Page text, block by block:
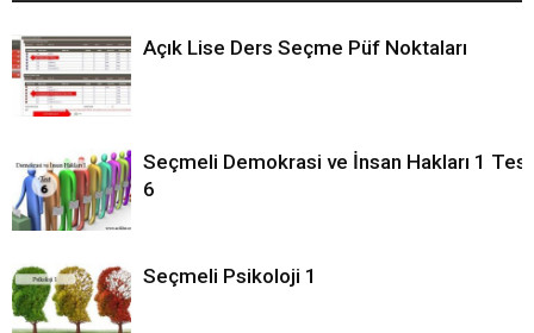
Açık Lise Ders Seçme Püf Noktaları
Seçmeli Demokrasi ve İnsan Hakları 1 Test
6
Seçmeli Psikoloji 1